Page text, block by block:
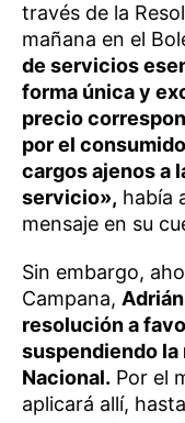
través de la
mañana en el
de servicios
forma única y
precio
por el
cargos ajenos a
servicio», había
mensaje en su
Sin embargo,
Campana,
resolución a
suspendiendo la
Nacional. Por el
aplicará allí,